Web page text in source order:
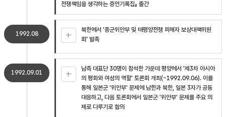
전쟁책임을 생각하는 증언기록집』 출간
1992.08
북한에서 '종군위안부 및 태평양전쟁 피해자 보상대책위원
회' 발족
1992.09.01
남측 대표단 30명이 참석한 가운데 평양에서 '제3차 아시아
의 평화와 여성의 역할' 토론회 개최(~1992.09.06). 이를
통해 일본군 '위안부' 문제에 남한과 북한, 일본 3자가 공동
대응하고, 다음 토론회에서 일본군 '위안부' 문제를 주요 의
제로 다루기로 합의